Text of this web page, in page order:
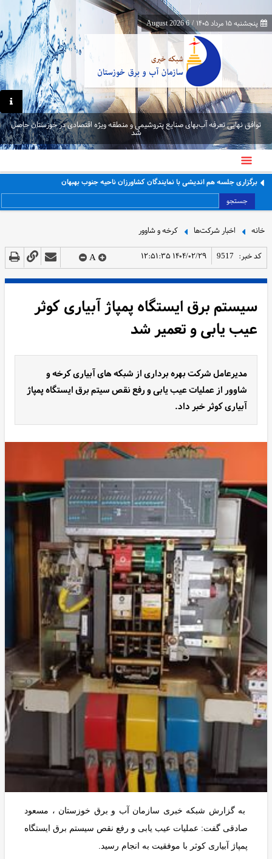
پنجشنبه ۱۵ مرداد ۱۴۰۵ /
6 August 2026
توافق نهایی تعرفه آب‌بهای صنایع پتروشیمی و منطقه ویژه اقتصادی در خوزستان حاصل
شد
برگزاری جلسه هم اندیشی با نمایندگان کشاورزان ناحیه جنوب بهبهان
جستجو
خانه اخبار شرکت‌ها کرخه و شاوور
کد خبر: 9517 ۱۴۰۴/۰۲/۲۹ ۱۲:۵۱:۳۵ A
سیستم برق ایستگاه پمپاژ آبیاری کوثر
عیب یابی و تعمیر شد
مدیرعامل شرکت بهره برداری از شبکه های آبیاری کرخه و
شاوور از عملیات عیب یابی و رفع نقص سیتم برق ایستگاه پمپاژ
آبیاری کوثر خبر داد.
به گزارش شبکه خبری سازمان آب و برق خوزستان ، مسعود
صادقی گفت: عملیات عیب یابی و رفع نقص سیستم برق ایستگاه
پمپاژ آبیاری کوثر با موفقیت به انجام رسید.